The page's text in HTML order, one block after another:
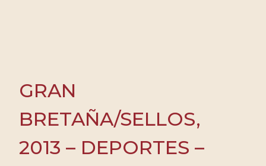
GRAN
BRETAÑA/SELLOS,
2013 – DEPORTES –